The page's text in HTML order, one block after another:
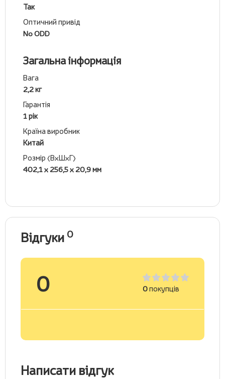
Так
Оптичний привід
No ODD
Загальна інформація
Вага
2,2 кг
Гарантія
1 рік
Країна виробник
Китай
Розмір (ВхШхГ)
402,1 х 256,5 х 20,9 мм
Відгуки 0
0 0покупців
Написати відгук